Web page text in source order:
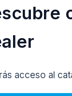
acceso al